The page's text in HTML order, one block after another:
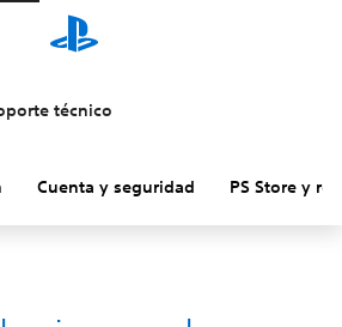
técnico
Cuenta y seguridad PS Store y